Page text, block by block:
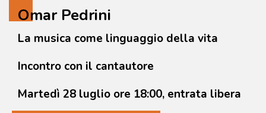
Omar Pedrini
La musica come linguaggio della vita
Incontro con il cantautore
Martedì 28 luglio ore 18:00, entrata libera